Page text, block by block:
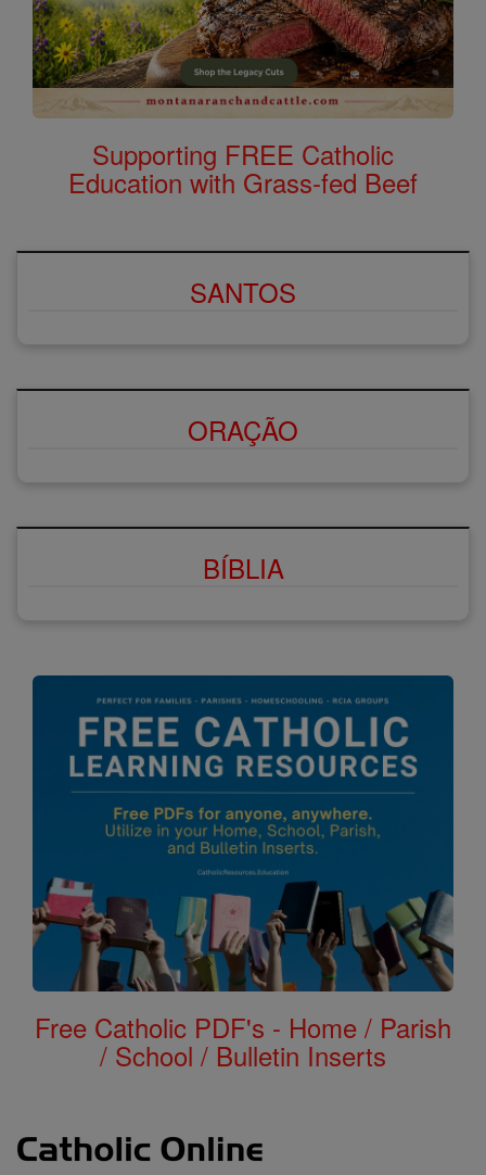
Supporting FREE Catholic
Education with Grass-fed Beef
SANTOS
ORAÇÃO
BÍBLIA
Free Catholic PDF's - Home / Parish
/ School / Bulletin Inserts